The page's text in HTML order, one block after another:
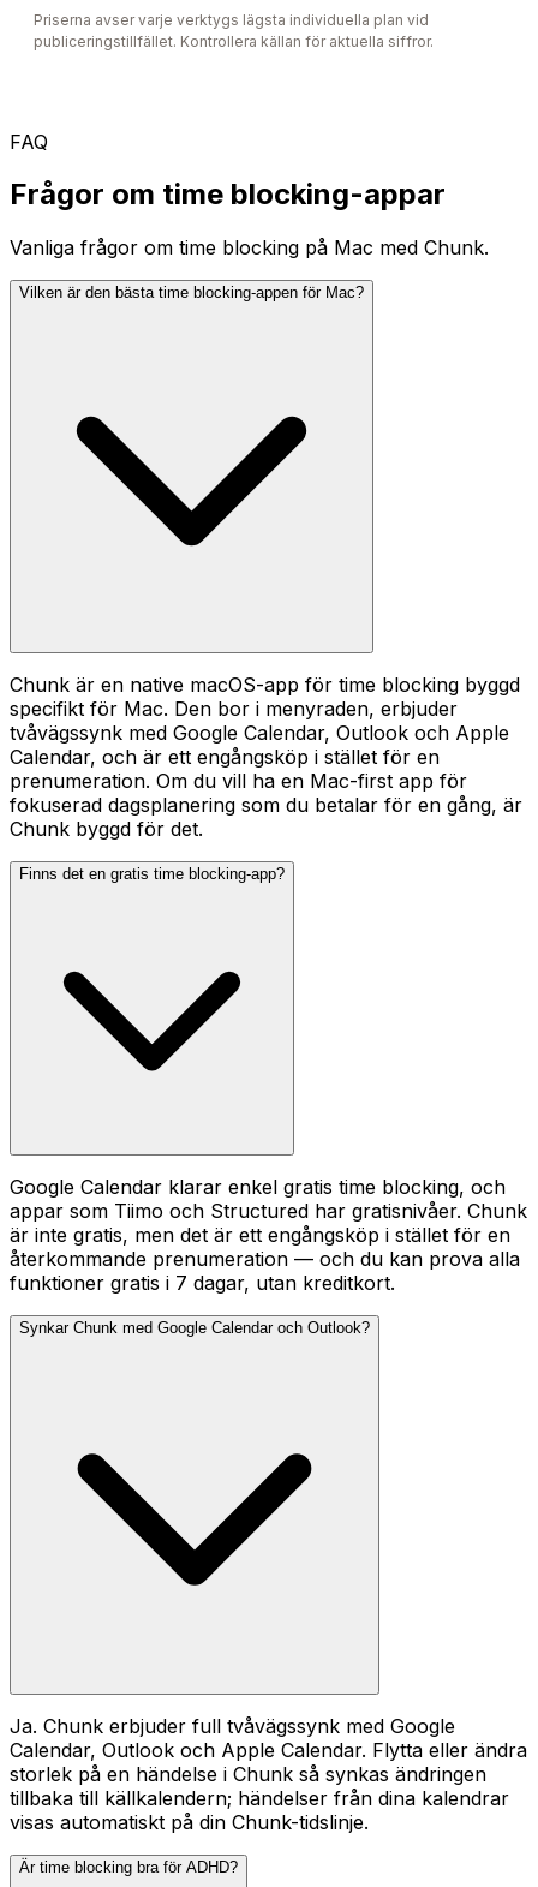
Priserna avser varje verktygs lägsta individuella plan vid
publiceringstillfället. Kontrollera källan för aktuella siffror.
FAQ
Frågor om time blocking-appar
Vanliga frågor om time blocking på Mac med Chunk.
Vilken är den bästa time blocking-appen för Mac?
Chunk är en native macOS-app för time blocking byggd
specifikt för Mac. Den bor i menyraden, erbjuder
tvåvägssynk med Google Calendar, Outlook och Apple
Calendar, och är ett engångsköp i stället för en
prenumeration. Om du vill ha en Mac-first app för
fokuserad dagsplanering som du betalar för en gång, är
Chunk byggd för det.
Finns det en gratis time blocking-app?
Google Calendar klarar enkel gratis time blocking, och
appar som Tiimo och Structured har gratisnivåer. Chunk
är inte gratis, men det är ett engångsköp i stället för en
återkommande prenumeration — och du kan prova alla
funktioner gratis i 7 dagar, utan kreditkort.
Synkar Chunk med Google Calendar och Outlook?
Ja. Chunk erbjuder full tvåvägssynk med Google
Calendar, Outlook och Apple Calendar. Flytta eller ändra
storlek på en händelse i Chunk så synkas ändringen
tillbaka till källkalendern; händelser från dina kalendrar
visas automatiskt på din Chunk-tidslinje.
Är time blocking bra för ADHD?